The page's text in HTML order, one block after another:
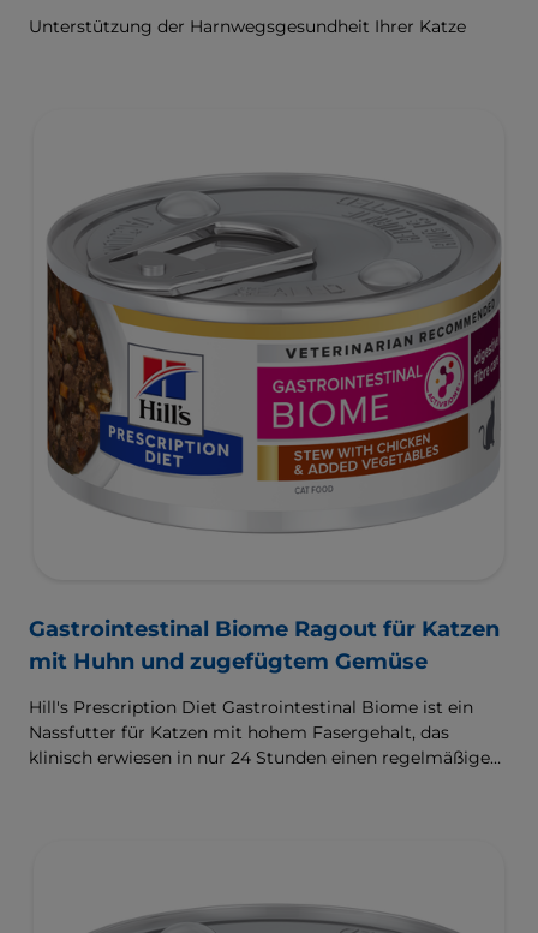
Unterstützung der Harnwegsgesundheit Ihrer Katze
Gastrointestinal Biome Ragout für Katzen
mit Huhn und zugefügtem Gemüse
Hill's Prescription Diet Gastrointestinal Biome ist ein
Nassfutter für Katzen mit hohem Fasergehalt, das
klinisch erwiesen in nur 24 Stunden einen regelmäßigen,